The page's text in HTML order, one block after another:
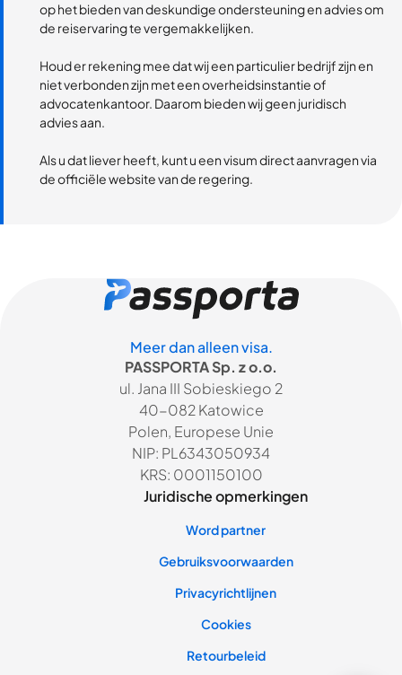
op het bieden van deskundige ondersteuning en advies om
de reiservaring te vergemakkelijken.
Houd er rekening mee dat wij een particulier bedrijf zijn en
niet verbonden zijn met een overheidsinstantie of
advocatenkantoor. Daarom bieden wij geen juridisch
advies aan.
Als u dat liever heeft, kunt u een visum direct aanvragen via
de officiële website van de regering.
Meer dan alleen visa.
PASSPORTA Sp. z o.o.
ul. Jana III Sobieskiego 2
40-082 Katowice
Polen, Europese Unie
NIP: PL6343050934
KRS: 0001150100
Juridische opmerkingen
Word partner
Gebruiksvoorwaarden
Privacyrichtlijnen
Cookies
Retourbeleid